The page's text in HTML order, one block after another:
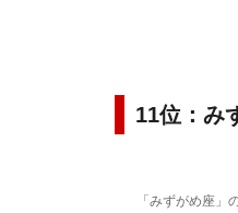
11位：み
「みずがめ座」